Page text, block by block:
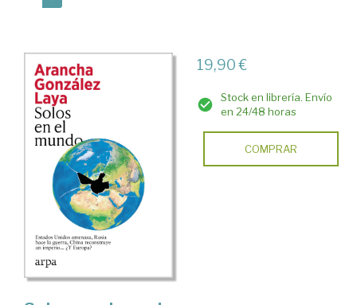
19,90 €
Stock en librería. Envío
en 24/48 horas
COMPRAR